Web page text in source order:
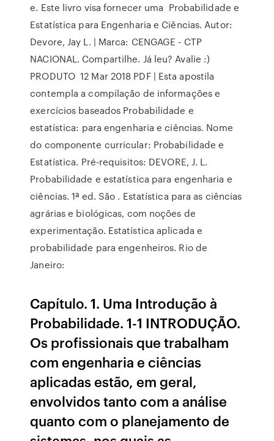
e. Este livro visa fornecer uma Probabilidade e
Estatística para Engenharia e Ciências. Autor:
Devore, Jay L. | Marca: CENGAGE - CTP
NACIONAL. Compartilhe. Já leu? Avalie :)
PRODUTO 12 Mar 2018 PDF | Esta apostila
contempla a compilação de informações e
exercícios baseados Probabilidade e
estatística: para engenharia e ciências. Nome
do componente curricular: Probabilidade e
Estatística. Pré-requisitos: DEVORE, J. L.
Probabilidade e estatística para engenharia e
ciências. 1ª ed. São . Estatística para as ciências
agrárias e biológicas, com noções de
experimentação. Estatística aplicada e
probabilidade para engenheiros. Rio de
Janeiro:
Capítulo. 1. Uma Introdução à
Probabilidade. 1-1 INTRODUÇÃO.
Os profissionais que trabalham
com engenharia e ciências
aplicadas estão, em geral,
envolvidos tanto com a análise
quanto com o planejamento de